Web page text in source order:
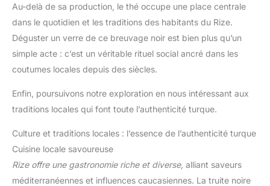
Au-delà de sa production, le thé occupe une place centrale
dans le quotidien et les traditions des habitants du Rize.
Déguster un verre de ce breuvage noir est bien plus qu’un
simple acte : c’est un véritable rituel social ancré dans les
coutumes locales depuis des siècles.
Enfin, poursuivons notre exploration en nous intéressant aux
traditions locales qui font toute l’authenticité turque.
Culture et traditions locales : l’essence de l’authenticité turque
Cuisine locale savoureuse
Rize offre une gastronomie riche et diverse, alliant saveurs
méditerranéennes et influences caucasiennes. La truite noire